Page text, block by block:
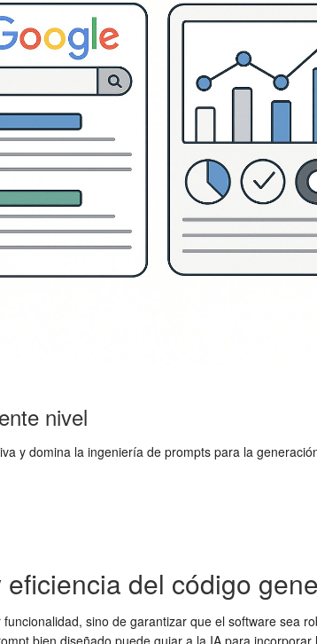
nivel
y domina la ingeniería de prompts para la
del código
sino de garantizar que el software sea